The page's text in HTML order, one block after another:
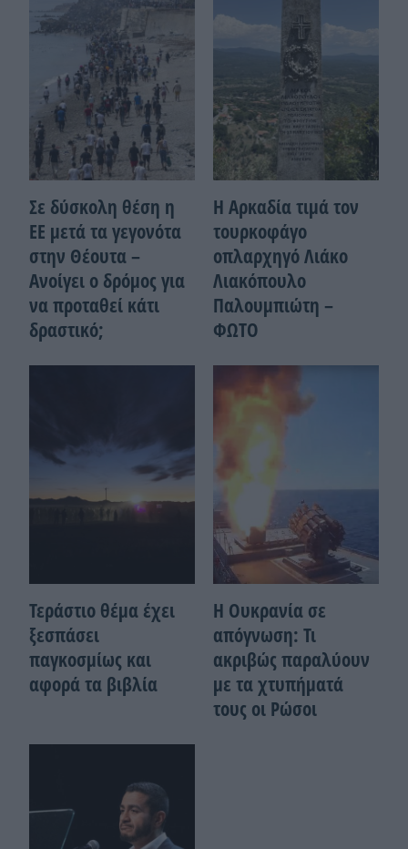
Σε δύσκολη θέση η
ΕΕ μετά τα γεγονότα
στην Θέουτα –
Ανοίγει ο δρόμος για
να προταθεί κάτι
δραστικό;
Η Αρκαδία τιμά τον
τουρκοφάγο
οπλαρχηγό Λιάκο
Λιακόπουλο
Παλουμπιώτη –
ΦΩΤΟ
Τεράστιο θέμα έχει
ξεσπάσει
παγκοσμίως και
αφορά τα βιβλία
Η Ουκρανία σε
απόγνωση: Τι
ακριβώς παραλύουν
με τα χτυπήματά
τους οι Ρώσοι